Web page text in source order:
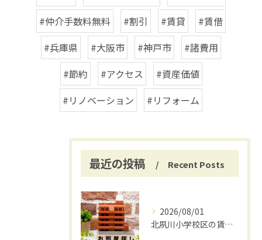
#仲介手数料無料
#割引 #賃貸
#賃借
#兵庫県
#大阪市 #神戸市
#諸費用
#節約
#アクセス
#資産価値
#リノベーション
#リフォーム
最近の投稿 Recent Posts
2026/08/01
北夙川小学校区の賃貸と仲介手数料無料の魅力